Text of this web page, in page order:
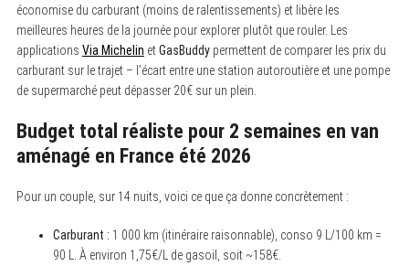
économise du carburant (moins de ralentissements) et libère les
meilleures heures de la journée pour explorer plutôt que rouler. Les
applications Via Michelin etGasBuddypermettent de comparer les prix du
carburant sur le trajet – l’écart entre une station autoroutière et une pompe
de supermarché peut dépasser 20€ sur un plein.
Budget total réaliste pour 2 semaines en van
aménagé en France été 2026
Pour un couple, sur 14 nuits, voici ce que ça donne concrètement :
Carburant : 1 000 km (itinéraire raisonnable), conso 9 L/100 km =
90 L. À environ 1,75€/L de gasoil, soit ~158€.